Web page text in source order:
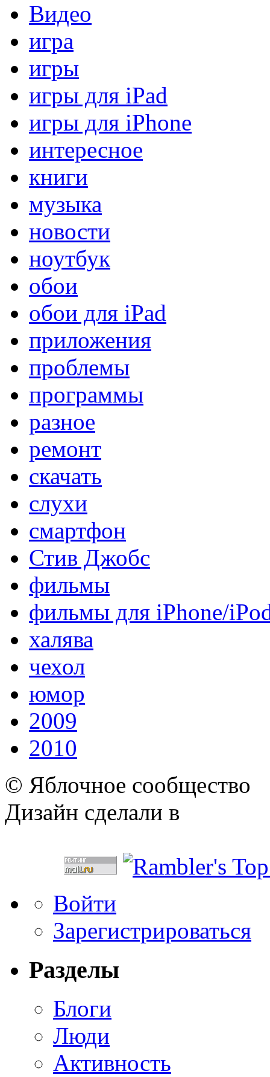
Видео
игра
игры
игры для iPad
игры для iPhone
интересное
книги
музыка
новости
ноутбук
обои
обои для iPad
приложения
проблемы
программы
разное
ремонт
скачать
слухи
смартфон
Стив Джобс
фильмы
фильмы для iPhone/
халява
чехол
юмор
2009
2010
© Яблочное сообщество
Дизайн сделали в
Войти
Зарегистрироваться
Разделы
Блоги
Люди
Активность